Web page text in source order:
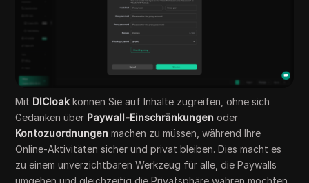
Mit DICloak können Sie auf Inhalte zugreifen, ohne sich
Gedanken über Paywall-Einschränkungen oder
Kontozuordnungen machen zu müssen, während Ihre
Online-Aktivitäten sicher und privat bleiben. Dies macht es
zu einem unverzichtbaren Werkzeug für alle, die Paywalls
umgehen und gleichzeitig die Privatsphäre wahren möchten.